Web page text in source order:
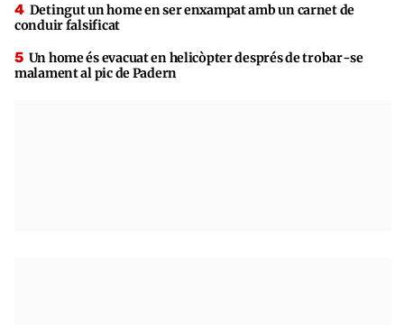
Detingut un home en ser enxampat amb un carnet de
conduir falsificat
Un home és evacuat en helicòpter després de trobar-se
malament al pic de Padern